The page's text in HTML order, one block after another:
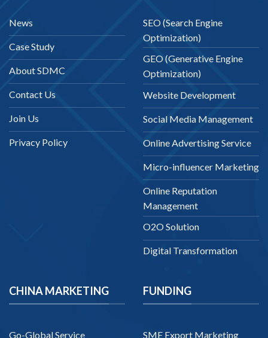
News
Case Study
About SDMC
Contact Us
Join Us
Privacy Policy
SEO (Search Engine
Optimization)
GEO (Generative Engine
Optimization)
Website Development
Social Media Management
Online Advertising Service
Micro-influencer Marketing
Online Reputation
Management
O2O Solution
Digital Transformation
CHINA MARKETING
Go-Global Service
FUNDING
SME Export Marketing